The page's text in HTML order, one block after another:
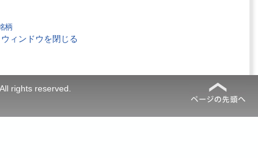
柄
ウィンドウを閉じる
rights reserved.